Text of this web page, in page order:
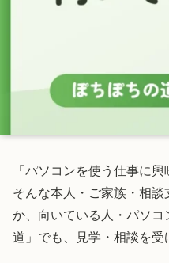
「パソコンを使う仕事に
そんな本人・ご家族・相
か、向いている人・パソ
道」でも、見学・相談を受